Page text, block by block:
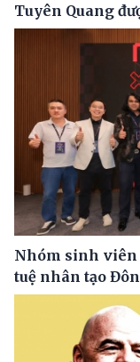
Tuyên Quang
Nhóm sinh viên
tuệ nhân tạo